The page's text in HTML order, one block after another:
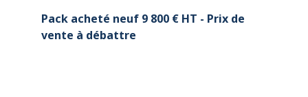
Pack acheté neuf 9 800 € HT - Prix de
vente à débattre